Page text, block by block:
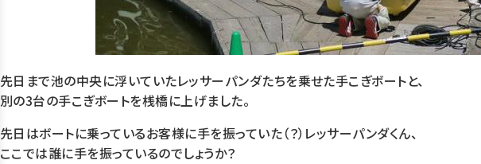
先日まで池の中央に浮いていたレッサーパンダたちを乗せた手こぎボートと、
別の3台の手こぎボートを桟橋に上げました。
先日はボートに乗っているお客様に手を振っていた（？）レッサーパンダくん、
ここでは誰に手を振っているのでしょうか？